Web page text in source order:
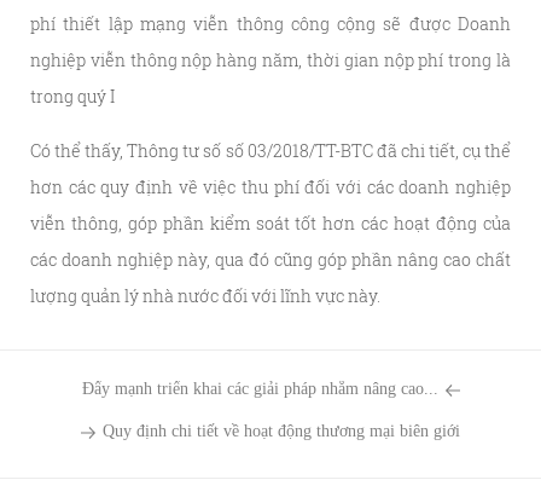
phí thiết lập mạng viễn thông công cộng sẽ được Doanh
nghiệp viễn thông nộp hàng năm, thời gian nộp phí trong là
trong quý I
Có thể thấy, Thông tư số số 03/2018/TT-BTC đã chi tiết, cụ thể
hơn các quy định về việc thu phí đối với các doanh nghiệp
viễn thông, góp phần kiểm soát tốt hơn các hoạt động của
các doanh nghiệp này, qua đó cũng góp phần nâng cao chất
lượng quản lý nhà nước đối với lĩnh vực này.
Đẩy mạnh triển khai các giải pháp nhằm nâng cao...
Quy định chi tiết về hoạt động thương mại biên giới